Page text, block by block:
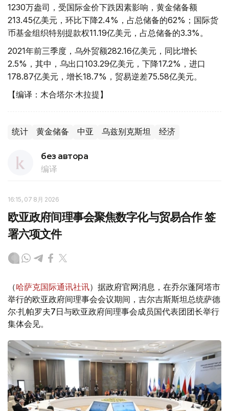
1230万盎司，受国际金价下跌因素影响，黄金储备额
213.45亿美元，环比下降2.4%，占总储备的62%；国际货
币基金组织特别提款权11.19亿美元，占总储备的3.3%。
2021年前三季度，乌外贸额282.16亿美元，同比增长
2.5%，其中，乌出口103.29亿美元，下降17.2%，进口
178.87亿美元，增长18.7%，贸易逆差75.58亿美元。
【编译：木合塔尔·木拉提】
统计 黄金储备 中亚 乌兹别克斯坦 经济
без автора
编译
16:15, 07 8月 2026
欧亚政府间理事会聚焦数字化与贸易合作 签
署六项文件
（哈萨克国际通讯社讯）据政府官网消息，在乔尔蓬阿塔市
举行的欧亚政府间理事会会议期间，吉尔吉斯斯坦总统萨德
尔·扎帕罗夫7日与欧亚政府间理事会成员国代表团团长举行
集体会见。